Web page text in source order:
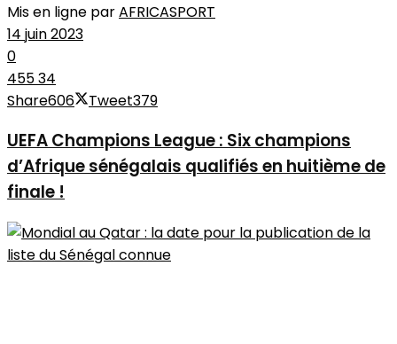
Mis en ligne parAFRICASPORT
14 juin 2023
0
45534
Share606 Tweet379
UEFA Champions League : Six champions
d’Afrique sénégalais qualifiés en huitième de
finale !